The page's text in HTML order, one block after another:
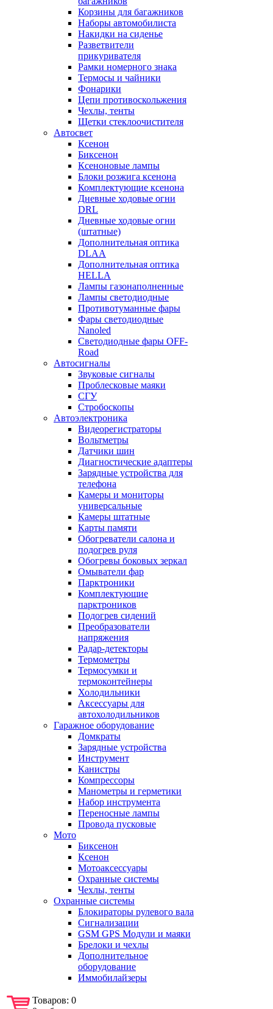
Корзины для багажников
Наборы автомобилиста
Накидки на сиденье
Разветвители
прикуривателя
Рамки номерного знака
Термосы и чайники
Фонарики
Цепи противоскольжения
Чехлы, тенты
Щетки стеклоочистителя
Автосвет
Ксенон
Биксенон
Ксеноновые лампы
Блоки розжига ксенона
Комплектующие ксенона
Дневные ходовые огни
DRL
Дневные ходовые огни
(штатные)
Дополнительная оптика
DLAA
Дополнительная оптика
HELLA
Лампы газонаполненные
Лампы светодиодные
Противотуманные фары
Фары светодиодные
Nanoled
Светодиодные фары OFF-
Road
Автосигналы
Звуковые сигналы
Проблесковые маяки
СГУ
Стробоскопы
Автоэлектроника
Видеорегистраторы
Вольтметры
Датчики шин
Диагностические адаптеры
Зарядные устройства для
телефона
Камеры и мониторы
универсальные
Камеры штатные
Карты памяти
Обогреватели салона и
подогрев руля
Обогревы боковых зеркал
Омыватели фар
Парктроники
Комплектующие
парктроников
Подогрев сидений
Преобразователи
напряжения
Радар-детекторы
Термометры
Термосумки и
термоконтейнеры
Холодильники
Аксессуары для
автохолодильников
Гаражное оборудование
Домкраты
Зарядные устройства
Инструмент
Канистры
Компрессоры
Манометры и герметики
Набор инструмента
Переносные лампы
Провода пусковые
Мото
Биксенон
Ксенон
Мотоаксессуары
Охранные системы
Чехлы, тенты
Охранные системы
Блокираторы рулевого вала
Сигнализации
GSM GPS Модули и маяки
Брелоки и чехлы
Дополнительное
оборудование
Иммобилайзеры
Товаров: 0